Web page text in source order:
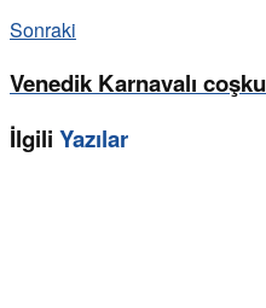
Sonraki
Venedik Karnavalı
İlgili Yazılar